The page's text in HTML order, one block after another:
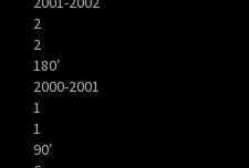
2
2
180′
2000-2001
1
1
90′